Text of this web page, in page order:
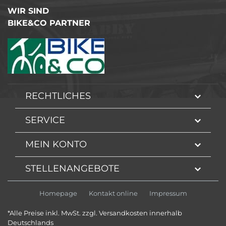
WIR SIND
BIKE&CO PARTNER
RECHTLICHES
SERVICE
MEIN KONTO
STELLENANGEBOTE
Homepage Kontakt online Impressum
*Alle Preise inkl. MwSt. zzgl. Versandkosten innerhalb
Deutschlands